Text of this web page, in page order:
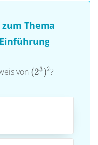
Thema
von (2^{3})^{2}
(23)2?